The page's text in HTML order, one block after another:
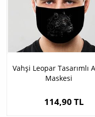
Vahşi Leopar Tasarımlı
Maskesi
114,90 TL